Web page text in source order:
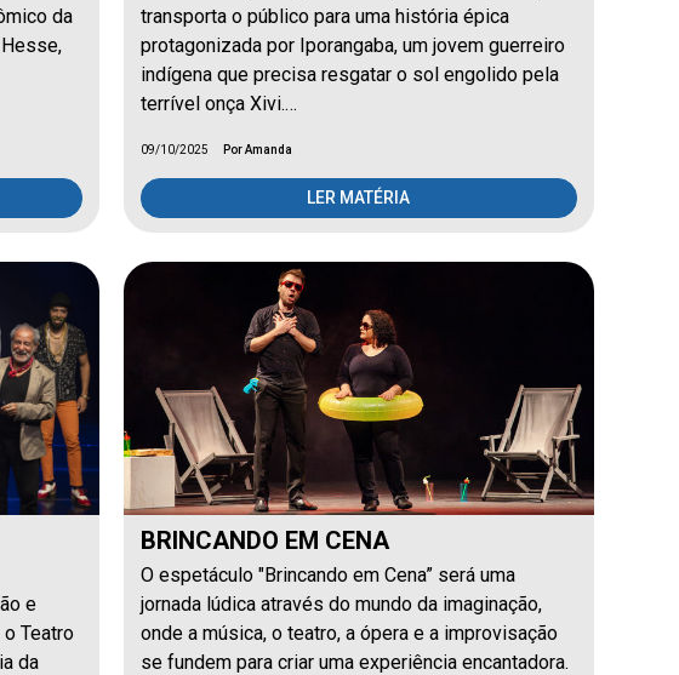
da
transporta o público para uma história épica
protagonizada por Iporangaba, um jovem guerreiro
indígena que precisa resgatar o sol engolido pela
terrível onça Xivi.…
09/10/2025 Por Amanda
LER MATÉRIA
e
Teatro
da
BRINCANDO EM CENA
O espetáculo "Brincando em Cena” será uma
jornada lúdica através do mundo da imaginação,
onde a música, o teatro, a ópera e a improvisação
se fundem para criar uma experiência encantadora.